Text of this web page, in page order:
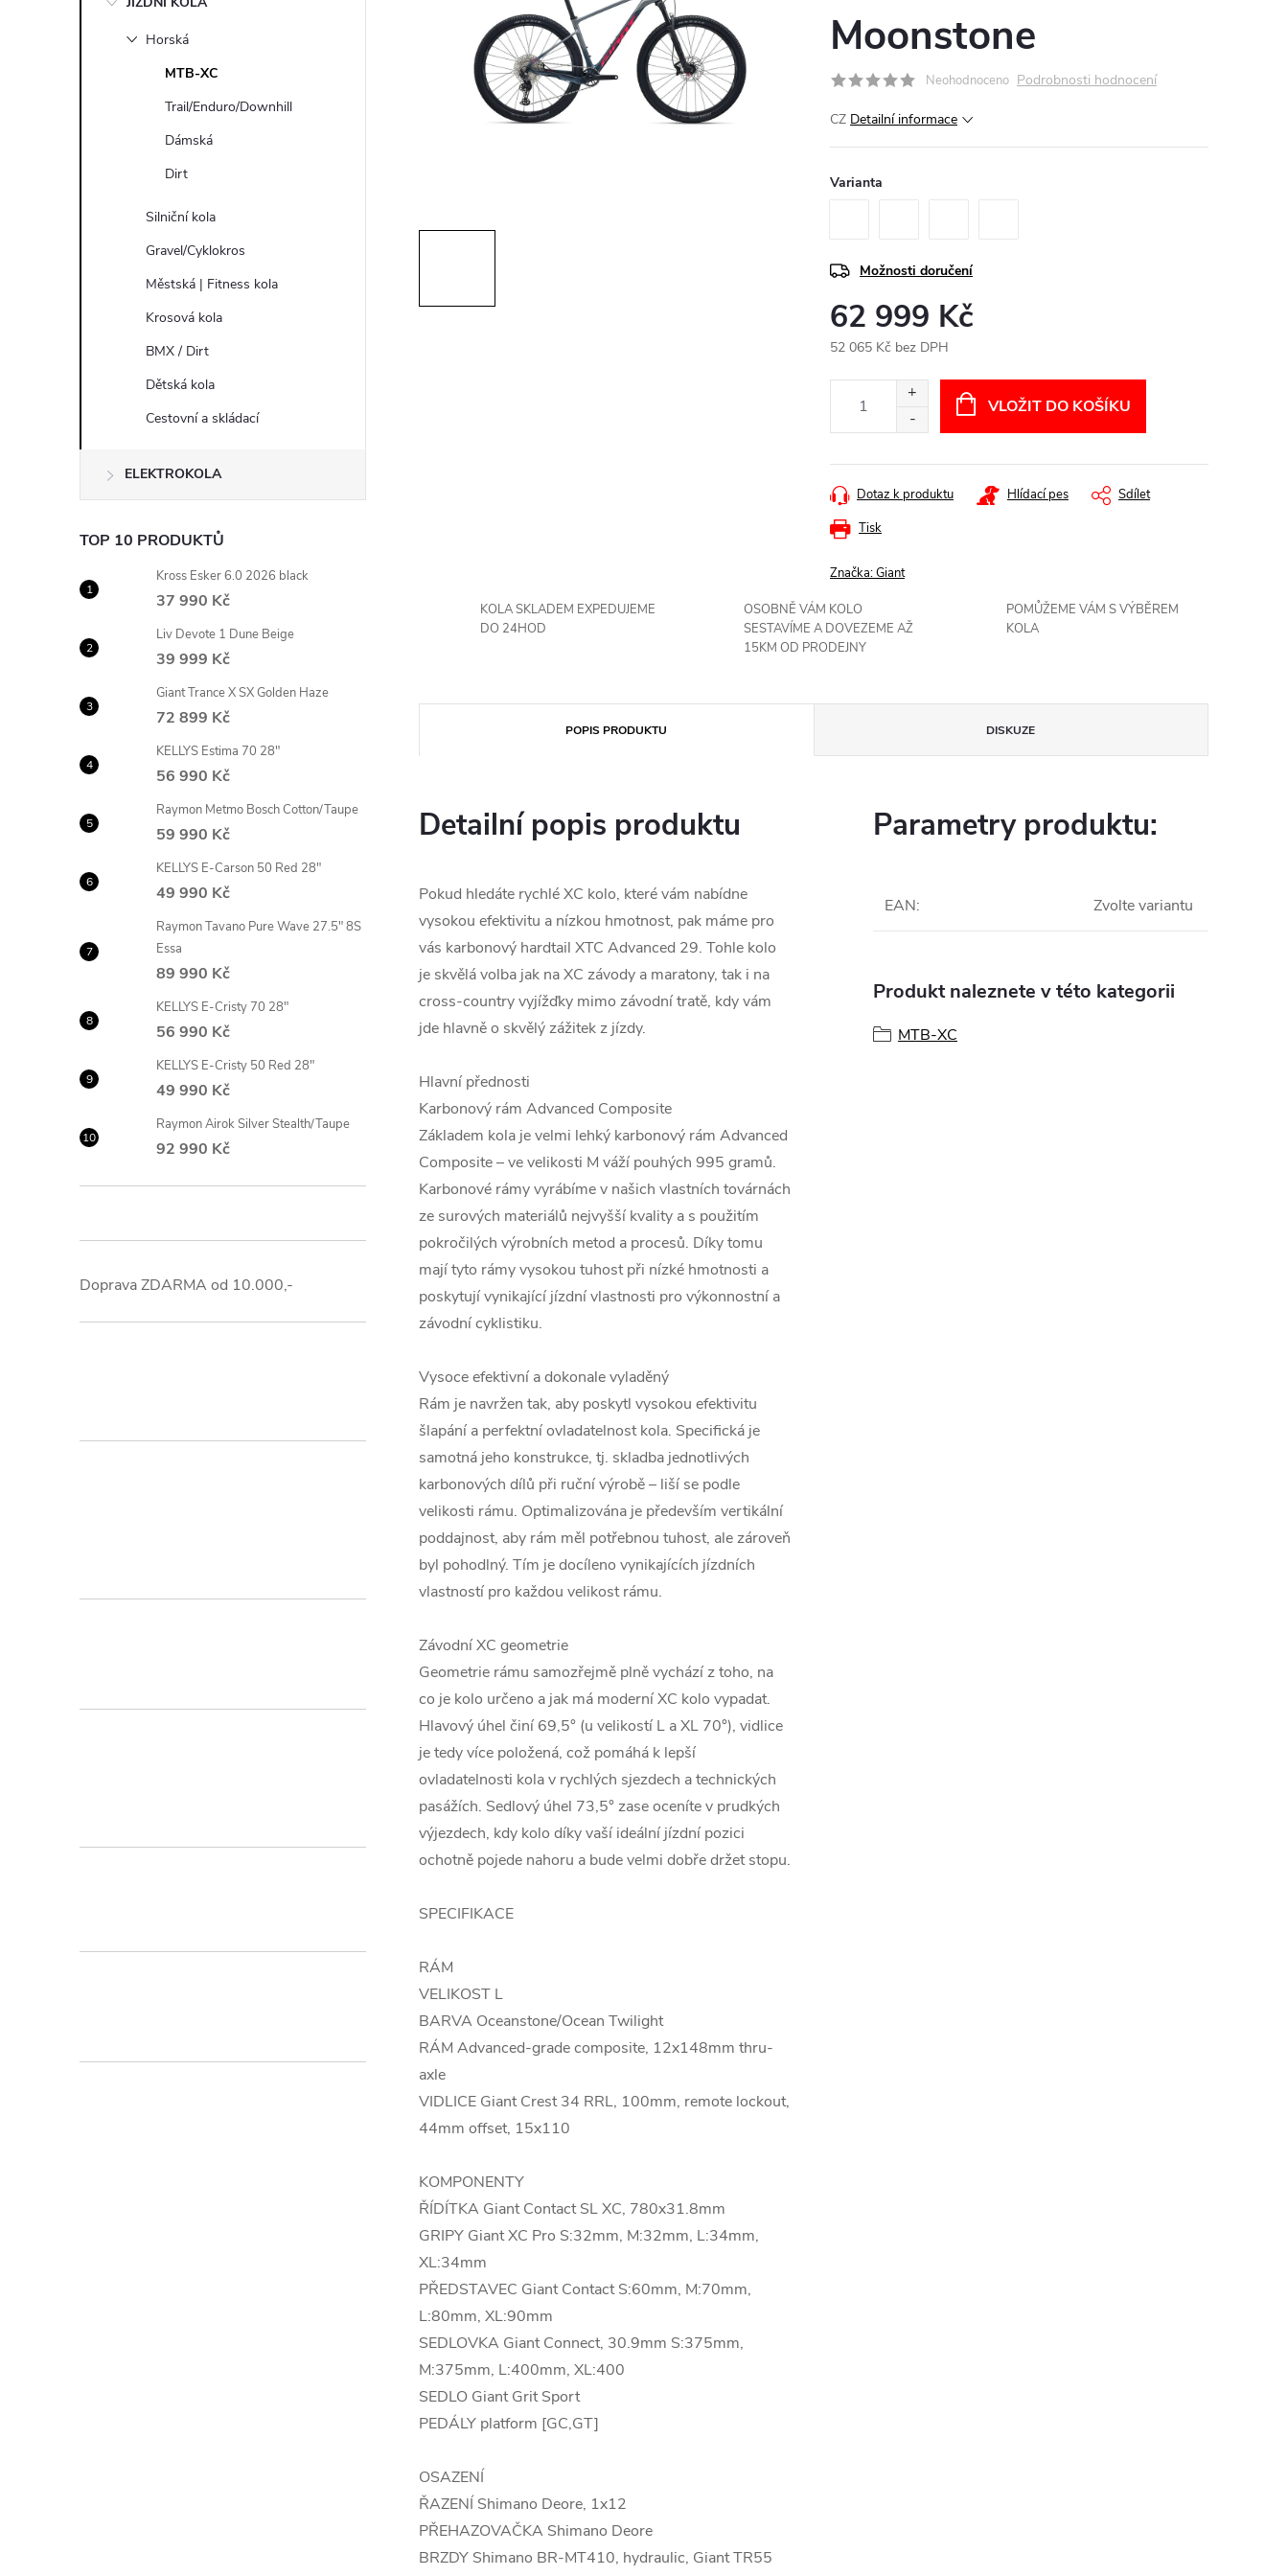
n
e
l
Horská
MTB-XC
Trail/Enduro/Downhill
Dámská
Dirt
Silniční kola
Gravel/Cyklokros
Městská | Fitness kola
Krosová kola
BMX / Dirt
Dětská kola
Cestovní a skládací
ELEKTROKOLA
TOP 10 PRODUKTŮ
Kross Esker 6.0 2026 black
37 990 Kč
Liv Devote 1 Dune Beige
39 999 Kč
Giant Trance X SX Golden Haze
72 899 Kč
KELLYS Estima 70 28"
56 990 Kč
Raymon Metmo Bosch Cotton/Taupe
59 990 Kč
KELLYS E-Carson 50 Red 28"
49 990 Kč
Raymon Tavano Pure Wave 27.5" 8S
Essa
89 990 Kč
KELLYS E-Cristy 70 28"
56 990 Kč
KELLYS E-Cristy 50 Red 28"
49 990 Kč
Raymon Airok Silver Stealth/Taupe
92 990 Kč
Doprava ZDARMA od 10.000,-
Moonstone
Neohodnoceno Podrobnosti hodnocení
CZ Detailní informace
Varianta
Možnosti doručení
62 999 Kč
52 065 Kč bez DPH
VLOŽIT DO KOŠÍKU
Tisk
Dotaz k produktu Hlídací pes Sdílet
Značka:Giant
KOLA SKLADEM EXPEDUJEME
DO 24HOD
OSOBNĚ VÁM KOLO
SESTAVÍME A DOVEZEME AŽ
15KM OD PRODEJNY
POMŮŽEME VÁM S VÝBĚREM
KOLA
POPIS PRODUKTU DISKUZE
Detailní popis produktu
Pokud hledáte rychlé XC kolo, které vám nabídne
vysokou efektivitu a nízkou hmotnost, pak máme pro
vás karbonový hardtail XTC Advanced 29. Tohle kolo
je skvělá volba jak na XC závody a maratony, tak i na
cross-country vyjížďky mimo závodní tratě, kdy vám
jde hlavně o skvělý zážitek z jízdy.
Hlavní přednosti
Karbonový rám Advanced Composite
Základem kola je velmi lehký karbonový rám Advanced
Composite – ve velikosti M váží pouhých 995 gramů.
Karbonové rámy vyrábíme v našich vlastních továrnách
ze surových materiálů nejvyšší kvality a s použitím
pokročilých výrobních metod a procesů. Díky tomu
mají tyto rámy vysokou tuhost při nízké hmotnosti a
poskytují vynikající jízdní vlastnosti pro výkonnostní a
závodní cyklistiku.
Vysoce efektivní a dokonale vyladěný
Rám je navržen tak, aby poskytl vysokou efektivitu
šlapání a perfektní ovladatelnost kola. Specifická je
samotná jeho konstrukce, tj. skladba jednotlivých
karbonových dílů při ruční výrobě – liší se podle
velikosti rámu. Optimalizována je především vertikální
poddajnost, aby rám měl potřebnou tuhost, ale zároveň
byl pohodlný. Tím je docíleno vynikajících jízdních
vlastností pro každou velikost rámu.
Závodní XC geometrie
Geometrie rámu samozřejmě plně vychází z toho, na
co je kolo určeno a jak má moderní XC kolo vypadat.
Hlavový úhel činí 69,5° (u velikostí L a XL 70°), vidlice
je tedy více položená, což pomáhá k lepší
ovladatelnosti kola v rychlých sjezdech a technických
pasážích. Sedlový úhel 73,5° zase oceníte v prudkých
výjezdech, kdy kolo díky vaší ideální jízdní pozici
ochotně pojede nahoru a bude velmi dobře držet stopu.
SPECIFIKACE
RÁM
VELIKOST L
BARVA Oceanstone/Ocean Twilight
RÁM Advanced-grade composite, 12x148mm thru-
axle
VIDLICE Giant Crest 34 RRL, 100mm, remote lockout,
44mm offset, 15x110
KOMPONENTY
ŘÍDÍTKA Giant Contact SL XC, 780x31.8mm
GRIPY Giant XC Pro S:32mm, M:32mm, L:34mm,
XL:34mm
PŘEDSTAVEC Giant Contact S:60mm, M:70mm,
L:80mm, XL:90mm
SEDLOVKA Giant Connect, 30.9mm S:375mm,
M:375mm, L:400mm, XL:400
SEDLO Giant Grit Sport
PEDÁLY platform [GC,GT]
OSAZENÍ
ŘAZENÍ Shimano Deore, 1x12
PŘEHAZOVAČKA Shimano Deore
BRZDY Shimano BR-MT410, hydraulic, Giant TR55
Parametry produktu:
EAN: Zvolte variantu
Produkt naleznete v této kategorii
MTB-XC